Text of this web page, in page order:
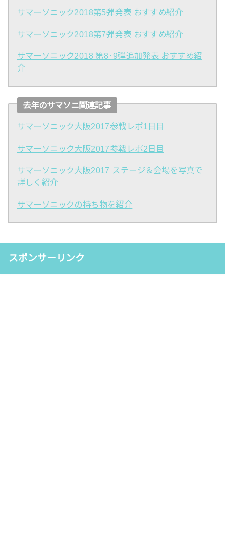
サマーソニック2018第5弾発表 おすすめ紹介
サマーソニック2018第7弾発表 おすすめ紹介
サマーソニック2018 第8･9弾追加発表 おすすめ紹
介
去年のサマソニ関連記事
サマーソニック大阪2017参戦レポ1日目
サマーソニック大阪2017参戦レポ2日目
サマーソニック大阪2017 ステージ＆会場を写真で
詳しく紹介
サマーソニックの持ち物を紹介
スポンサーリンク